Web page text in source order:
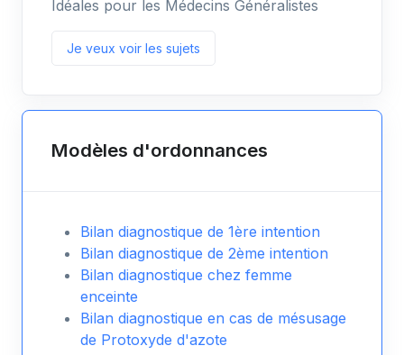
Idéales pour les Médecins Généralistes
Je veux voir les sujets
Modèles d'ordonnances
Bilan diagnostique de 1ère intention
Bilan diagnostique de 2ème intention
Bilan diagnostique chez femme
enceinte
Bilan diagnostique en cas de mésusage
de Protoxyde d'azote